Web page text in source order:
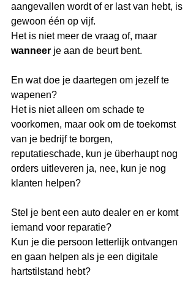
aangevallen wordt of er last van hebt, is
gewoon één op vijf.
Het is niet meer de vraag of, maar
wanneer je aan de beurt bent.
En wat doe je daartegen om jezelf te
wapenen?
Het is niet alleen om schade te
voorkomen, maar ook om de toekomst
van je bedrijf te borgen,
reputatieschade, kun je überhaupt nog
orders uitleveren ja, nee, kun je nog
klanten helpen?
Stel je bent een auto dealer en er komt
iemand voor reparatie?
Kun je die persoon letterlijk ontvangen
en gaan helpen als je een digitale
hartstilstand hebt?